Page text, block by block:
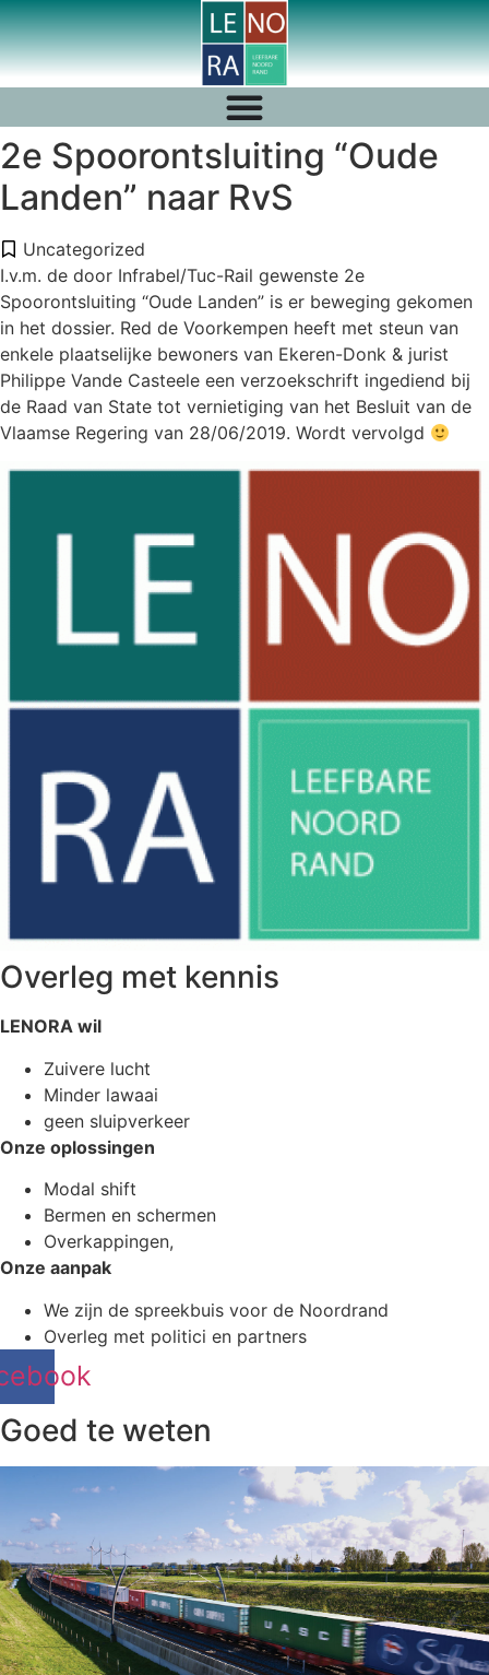
2e Spoorontsluiting “Oude
Landen” naar RvS
Uncategorized
I.v.m. de door Infrabel/Tuc-Rail gewenste 2e
Spoorontsluiting “Oude Landen” is er beweging gekomen
in het dossier. Red de Voorkempen heeft met steun van
enkele plaatselijke bewoners van Ekeren-Donk & jurist
Philippe Vande Casteele een verzoekschrift ingediend bij
de Raad van State tot vernietiging van het Besluit van de
Vlaamse Regering van 28/06/2019. Wordt vervolgd
Overleg met kennis
LENORA wil
Zuivere lucht
Minder lawaai
geen sluipverkeer
Onze oplossingen
Modal shift
Bermen en schermen
Overkappingen,
Onze aanpak
We zijn de spreekbuis voor de Noordrand
Overleg met politici en partners
Goed te weten